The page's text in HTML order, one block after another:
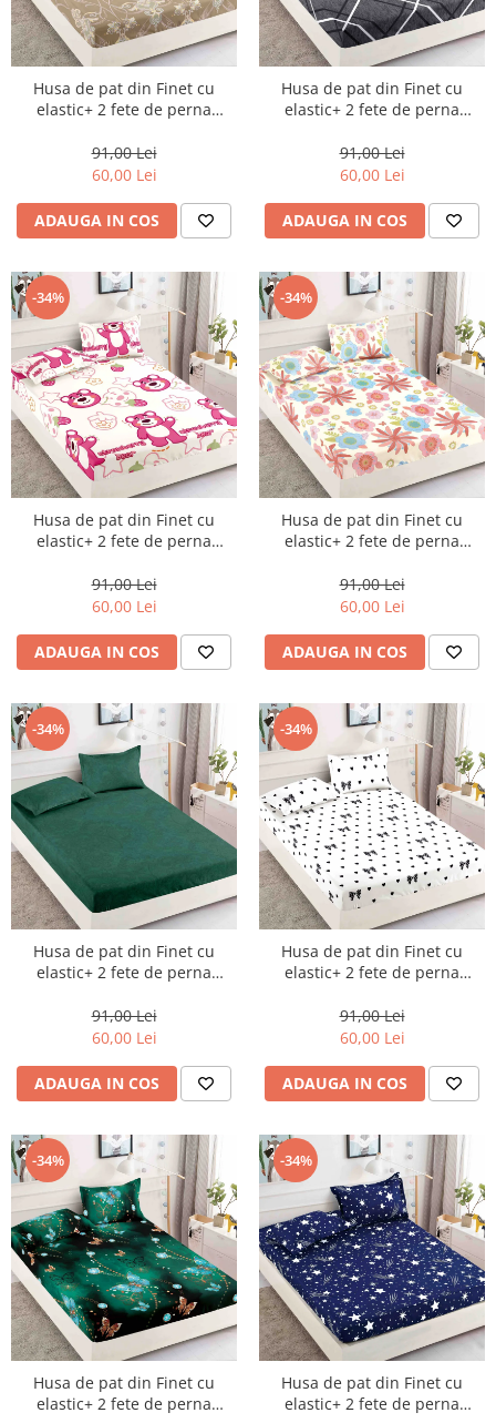
Husa de pat din Finet cu
elastic+ 2 fete de perna
91,00 Lei
60,00 Lei
ADAUGA IN COS
Husa de pat din Finet cu
elastic+ 2 fete de perna
91,00 Lei
60,00 Lei
ADAUGA IN COS
-34%
Husa de pat din Finet cu
elastic+ 2 fete de perna
91,00 Lei
60,00 Lei
ADAUGA IN COS
-34%
Husa de pat din Finet cu
elastic+ 2 fete de perna
91,00 Lei
60,00 Lei
ADAUGA IN COS
-34%
Husa de pat din Finet cu
elastic+ 2 fete de perna
91,00 Lei
60,00 Lei
ADAUGA IN COS
-34%
Husa de pat din Finet cu
elastic+ 2 fete de perna
91,00 Lei
60,00 Lei
ADAUGA IN COS
-34%
Husa de pat din Finet cu
elastic+ 2 fete de perna
-34%
Husa de pat din Finet cu
elastic+ 2 fete de perna